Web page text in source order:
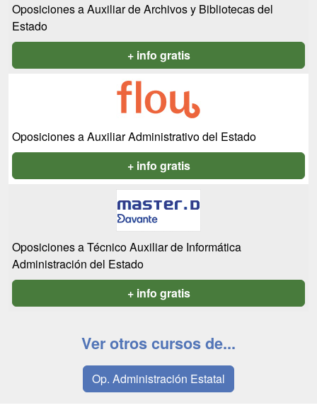
Oposiciones a Auxiliar de Archivos y Bibliotecas del
Estado
+ info gratis
Oposiciones a Auxiliar Administrativo del Estado
+ info gratis
Oposiciones a Técnico Auxiliar de Informática
Administración del Estado
+ info gratis
Ver otros cursos de...
Op. Administración Estatal